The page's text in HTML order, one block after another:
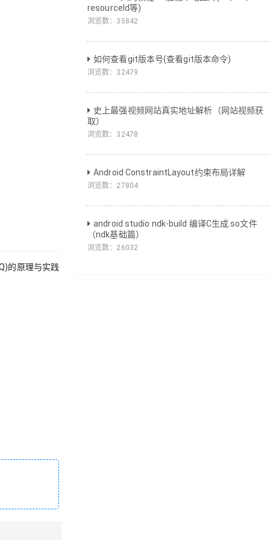
的原理与实践
resourceId等)
浏览数： 35842
如何查看git版本号(查看git版本命令)
浏览数： 32479
史上最强视频网站真实地址解析（网站视频获
取）
浏览数： 32478
Android ConstraintLayout约束布局详解
浏览数： 27804
android studio ndk-build 编译C生成.so文件
（ndk基础篇）
浏览数： 26032